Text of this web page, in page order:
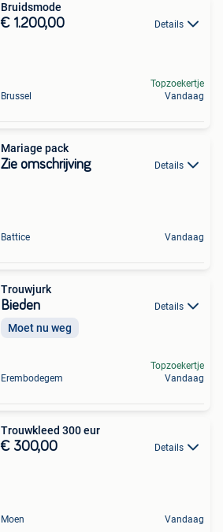
Bruidsmode
€ 1.200,00 Details
Brussel
Topzoekertje
Vandaag
Mariage pack
Zie omschrijving Details
Battice Vandaag
Trouwjurk
Bieden Details
Moet nu weg
Erembodegem
Topzoekertje
Vandaag
Trouwkleed 300 eur
€ 300,00 Details
Moen Vandaag